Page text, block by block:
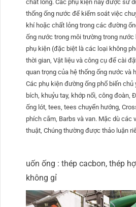
chất lỏng. Các phụ kiện này được sử
thống ống nước để kiểm soát việc
khí hoặc chất lỏng trong các đường
ống nước trong môi trường trong
phụ kiện (đặc biệt là các loại không
thời gian, Vật liệu và công cụ để cài
quan trọng của hệ thống ống nước và
Các phụ kiện đường ống phổ biến chủ
bích, khuỷu tay, khớp nối, công đoàn,
ống lót, tees, tees chuyển hướng,
phích cắm, Barbs và van. Mặc dù các
thuật, Chúng thường được thảo luận
uốn ống : thép cacbon, thép
không gỉ